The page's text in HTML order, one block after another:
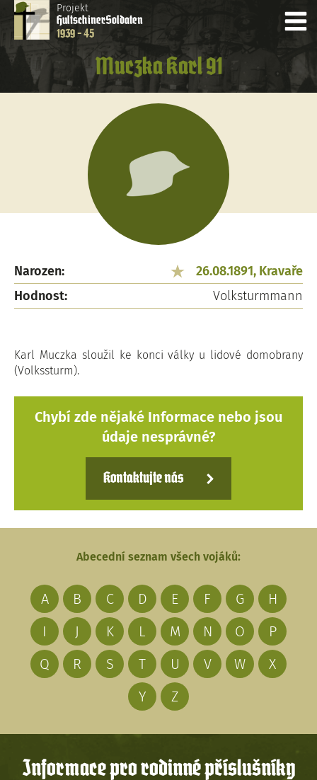
Projekt
HultschinerSoldaten
1939 - 45
Muczka Karl 91
Narozen:
26.08.1891, Kravaře
Hodnost:
Volksturmmann
Karl Muczka sloužil ke konci války u lidové domobrany
(Volkssturm).
Chybí zde nějaké Informace nebo jsou
údaje nesprávné?
Kontaktujte nás
Abecední seznam všech vojáků:
A B C D E F G
H
I
J K L M N O
P
Q
R S T U V W
X
Y
Z
Informace pro rodinné příslušníky